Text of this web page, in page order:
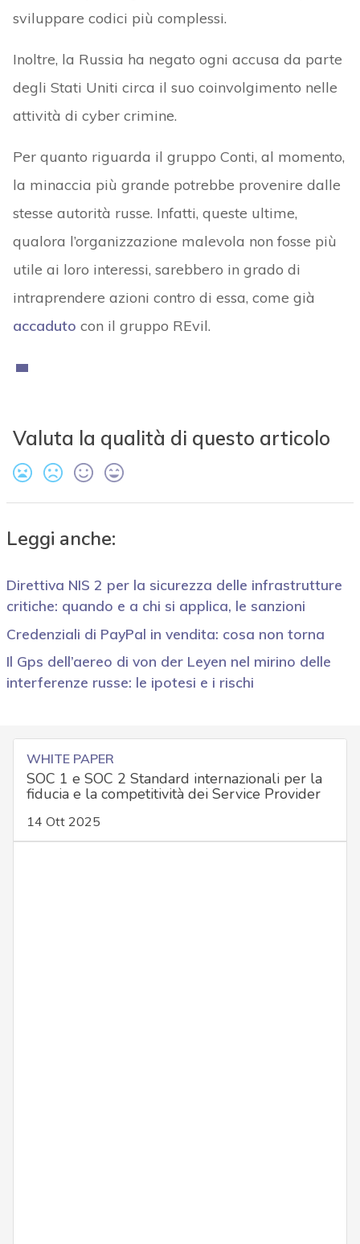
sviluppare codici più complessi.
Inoltre, la Russia ha negato ogni accusa da parte
degli Stati Uniti circa il suo coinvolgimento nelle
attività di cyber crimine.
Per quanto riguarda il gruppo Conti, al momento,
la minaccia più grande potrebbe provenire dalle
stesse autorità russe. Infatti, queste ultime,
qualora l’organizzazione malevola non fosse più
utile ai loro interessi, sarebbero in grado di
intraprendere azioni contro di essa, come già
accaduto con il gruppo REvil.
Valuta la qualità di questo articolo
Leggi anche:
Direttiva NIS 2 per la sicurezza delle infrastrutture
critiche: quando e a chi si applica, le sanzioni
Credenziali di PayPal in vendita: cosa non torna
Il Gps dell’aereo di von der Leyen nel mirino delle
interferenze russe: le ipotesi e i rischi
WHITE PAPER
SOC 1 e SOC 2 Standard internazionali per la
fiducia e la competitività dei Service Provider
14 Ott 2025